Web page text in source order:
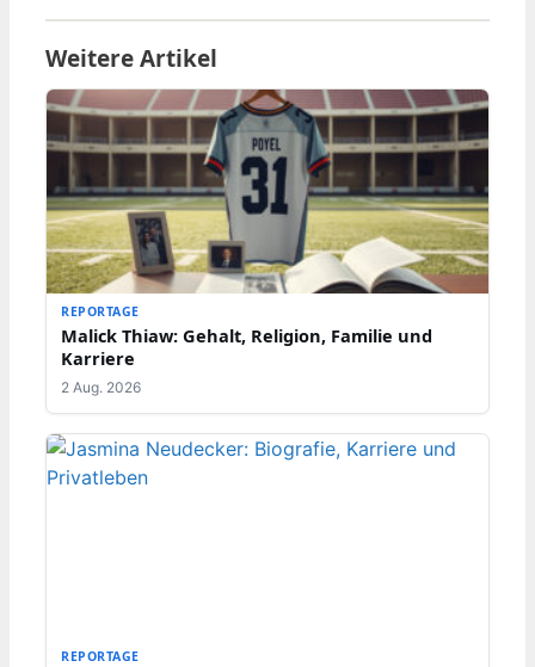
Weitere Artikel
REPORTAGE
Malick Thiaw: Gehalt, Religion, Familie und
Karriere
2 Aug. 2026
REPORTAGE